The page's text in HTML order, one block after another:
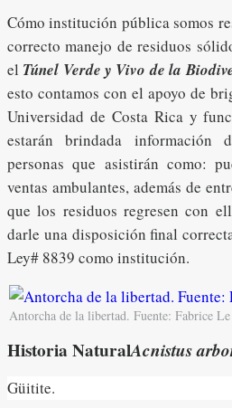
Cómo institución pública somos
correcto manejo de residuos
el Túnel Verde y Vivo de la
esto contamos con el apoyo de
Universidad de Costa Rica y
estarán brindada información
personas que asistirán como:
ventas ambulantes, además de
que los residuos regresen con
darle una disposición final
Ley# 8839 como institución.
Antorcha de la libertad. Fuente: Fabrice
Historia NaturalAcnistus
Güitite.